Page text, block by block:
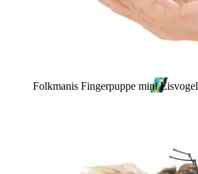
Folkmanis Fingerpuppe mini Eisvogel